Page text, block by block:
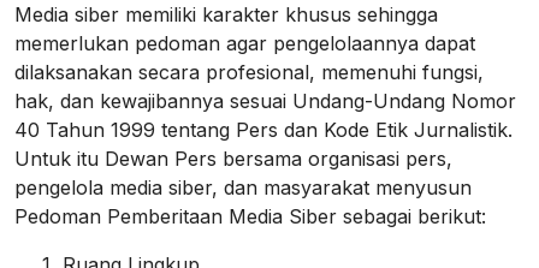
Media siber memiliki karakter khusus sehingga
memerlukan pedoman agar pengelolaannya dapat
dilaksanakan secara profesional, memenuhi fungsi,
hak, dan kewajibannya sesuai Undang-Undang Nomor
40 Tahun 1999 tentang Pers dan Kode Etik Jurnalistik.
Untuk itu Dewan Pers bersama organisasi pers,
pengelola media siber, dan masyarakat menyusun
Pedoman Pemberitaan Media Siber sebagai berikut: